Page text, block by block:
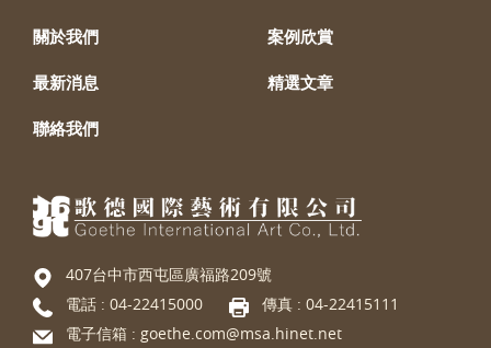
關於我們 案例欣賞
最新消息 精選文章
聯絡我們
407台中市西屯區廣福路209號
電話 : 04-22415000
傳真 : 04-22415111
電子信箱 : goethe.com@msa.hinet.net